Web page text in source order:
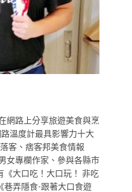
網路上分享旅遊美食與烹
溫度計最具影響力十大
客、痞客邦美食情報
女專欄作家、參與各縣市
《大口吃！大口玩！ 非吃
巷弄隱食-跟著大口食遊